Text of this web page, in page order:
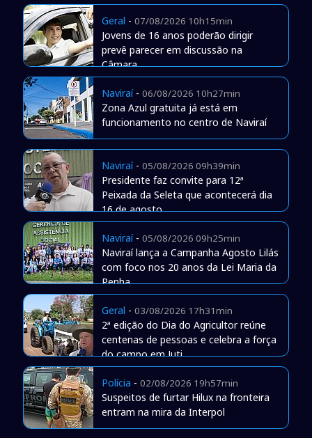
Geral - 07/08/2026 10h15min
Jovens de 16 anos poderão dirigir
prevê parecer em discussão na
Câmara
Naviraí- 06/08/2026 10h27min
Zona Azul gratuita já está em
funcionamento no centro de Naviraí
Naviraí- 05/08/2026 09h39min
Presidente faz convite para 12ª
Peixada da Seleta que acontecerá dia
16 de agosto
Naviraí- 05/08/2026 09h25min
Naviraí lança a Campanha Agosto Lilás
com foco nos 20 anos da Lei Maria da
Penha
Geral - 03/08/2026 17h31min
2ª edição do Dia do Agricultor reúne
centenas de pessoas e celebra a força
do campo em Juti
Polícia - 02/08/2026 19h57min
Suspeitos de furtar Hilux na fronteira
entram na mira da Interpol